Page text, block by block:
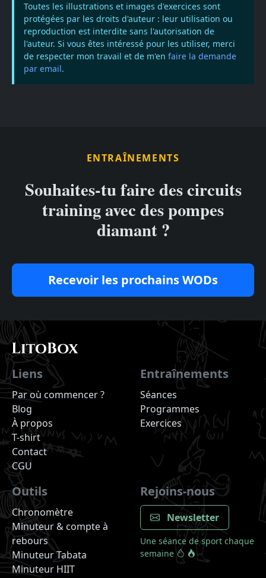
Toutes les illustrations et images d'exercices sont
protégées par les droits d'auteur : leur utilisation ou
reproduction est interdite sans l'autorisation de
l'auteur. Si vous êtes intéressé pour les utiliser, merci
de respecter mon travail et de m'en faire la demande
par email.
ENTRAÎNEMENTS
Souhaites-tu faire des circuits
training avec des pompes
diamant ?
Recevoir les prochains WODs
Liens
Par où commencer ?
Blog
À propos
T-shirt
Contact
CGU
Entraînements
Séances
Programmes
Exercices
Outils
Chronomètre
Minuteur & compte à
rebours
Minuteur Tabata
Minuteur HIIT
Rejoins-nous
Newsletter
Une séance de sport chaque
semaine